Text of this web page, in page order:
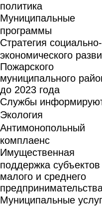
политика
Муниципальные
программы
Стратегия социально-
экономического
Пожарского
муниципального
до 2023 года
Службы
Экология
Антимонопольный
комплаенс
Имущественная
поддержка субъектов
малого и среднего
предпринимательства
Муниципальные